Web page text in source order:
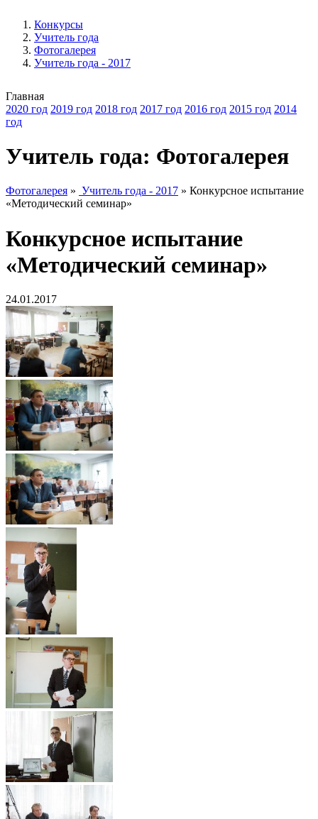
Конкурсы
Учитель года
Фотогалерея
Учитель года - 2017
Главная
2020 год 2019 год 2018 год 2017 год 2016 год 2015 год 2014
год
Учитель года: Фотогалерея
Фотогалерея » Учитель года - 2017 » Конкурсное испытание
«Методический семинар»
Конкурсное испытание
«Методический семинар»
24.01.2017